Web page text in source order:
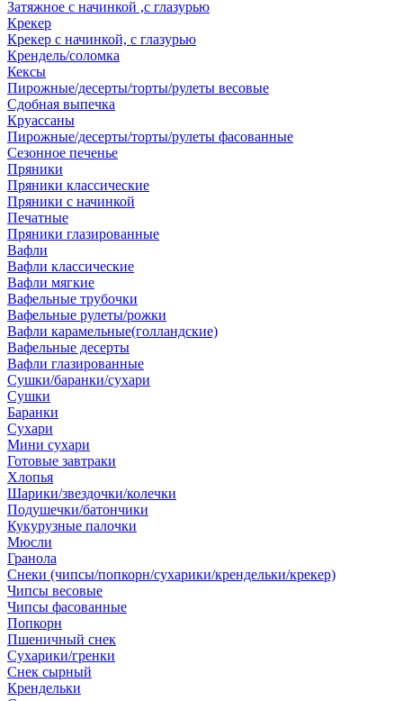
Затяжное с начинкой ,с глазурью
Крекер
Крекер с начинкой, с глазурью
Крендель/соломка
Кексы
Пирожные/десерты/торты/рулеты весовые
Сдобная выпечка
Круассаны
Пирожные/десерты/торты/рулеты фасованные
Сезонное печенье
Пряники
Пряники классические
Пряники с начинкой
Печатные
Пряники глазированные
Вафли
Вафли классические
Вафли мягкие
Вафельные трубочки
Вафельные рулеты/рожки
Вафли карамельные(голландские)
Вафельные десерты
Вафли глазированные
Сушки/баранки/сухари
Сушки
Баранки
Сухари
Мини сухари
Готовые завтраки
Хлопья
Шарики/звездочки/колечки
Подушечки/батончики
Кукурузные палочки
Мюсли
Гранола
Снеки (чипсы/попкорн/сухарики/крендельки/крекер)
Чипсы весовые
Чипсы фасованные
Попкорн
Пшеничный снек
Сухарики/гренки
Снек сырный
Крендельки